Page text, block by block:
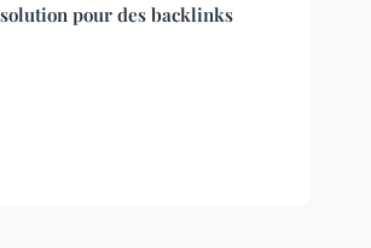
pour des backlinks